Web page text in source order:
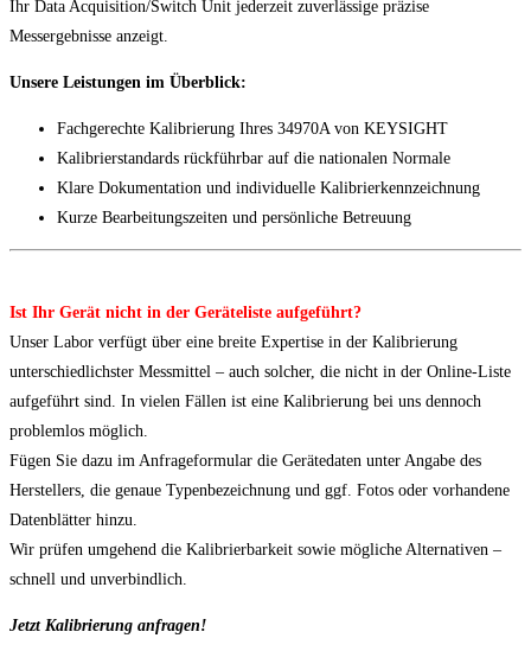
Ihr Data Acquisition/Switch Unit jederzeit zuverlässige präzise
Messergebnisse anzeigt.
Unsere Leistungen im Überblick:
Fachgerechte Kalibrierung Ihres 34970A von KEYSIGHT
Kalibrierstandards rückführbar auf die nationalen Normale
Klare Dokumentation und individuelle Kalibrierkennzeichnung
Kurze Bearbeitungszeiten und persönliche Betreuung
Ist Ihr Gerät nicht in der Geräteliste aufgeführt?
Unser Labor verfügt über eine breite Expertise in der Kalibrierung
unterschiedlichster Messmittel – auch solcher, die nicht in der Online-Liste
aufgeführt sind. In vielen Fällen ist eine Kalibrierung bei uns dennoch
problemlos möglich.
Fügen Sie dazu im Anfrageformular die Gerätedaten unter Angabe des
Herstellers, die genaue Typenbezeichnung und ggf. Fotos oder vorhandene
Datenblätter hinzu.
Wir prüfen umgehend die Kalibrierbarkeit sowie mögliche Alternativen –
schnell und unverbindlich.
Jetzt Kalibrierung anfragen!